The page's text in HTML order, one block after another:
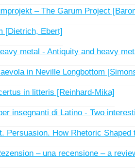
– The Garum Project
[Dietrich, Ebert]
metal - Antiquity and heavy
in Neville Longbottom
in litteris [Reinhard-Mika]
insegnanti di Latino - Two
How Rhetoric Shaped
– una recensione – a